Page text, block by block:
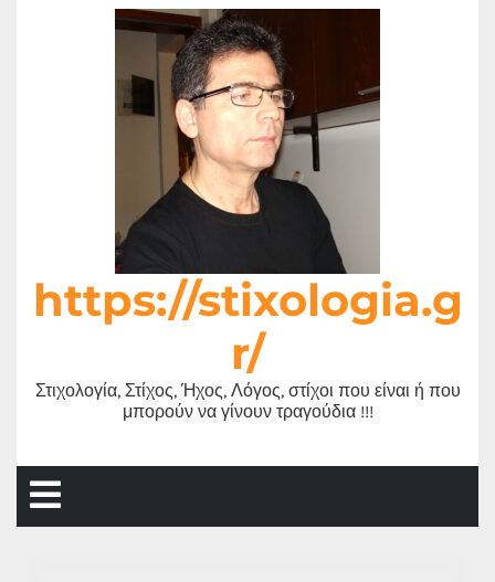
https://stixologia.g
r/
Στιχολογία, Στίχος, Ήχος, Λόγος, στίχοι που είναι ή που
μπορούν να γίνουν τραγούδια !!!
Άνοιγμα